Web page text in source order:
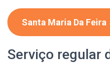
Santa Maria Da Feira
Serviço regular